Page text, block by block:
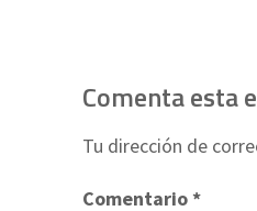
Comenta esta
Tu dirección de
Comentario*